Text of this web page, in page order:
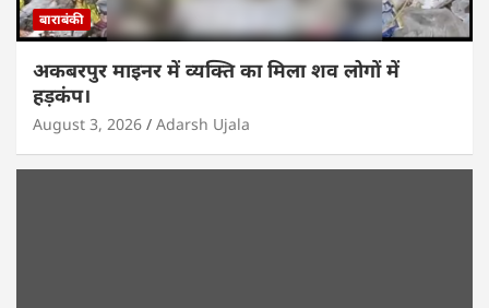
बाराबंकी
अकबरपुर माइनर में व्यक्ति का मिला शव लोगों में
हड़कंप।
August 3, 2026 Adarsh Ujala